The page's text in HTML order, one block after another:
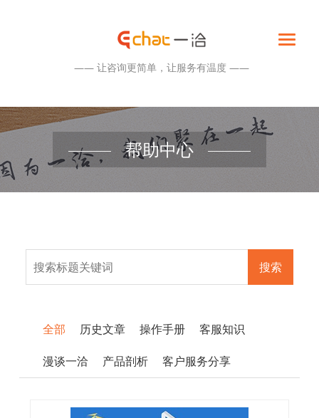
—— 让咨询更简单，让服务有温度 ——
帮助中心
搜索
全部 历史文章 操作手册 客服知识
漫谈一洽 产品剖析 客户服务分享